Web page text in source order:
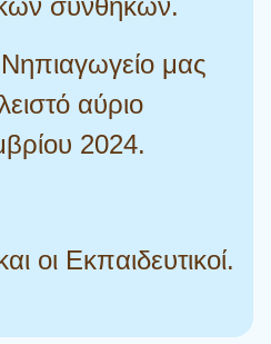
συνθηκών.
μας
αύριο
2024.
οι Εκπαιδευτικοί.